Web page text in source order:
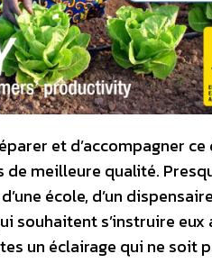
et d’accompagner
de meilleure qualité.
école, d’un
souhaitent s’instruire
un éclairage qui ne soit